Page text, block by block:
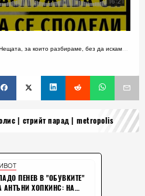
за които разбираме, без да искаме, Епизод 18
стрийт парад metropolis